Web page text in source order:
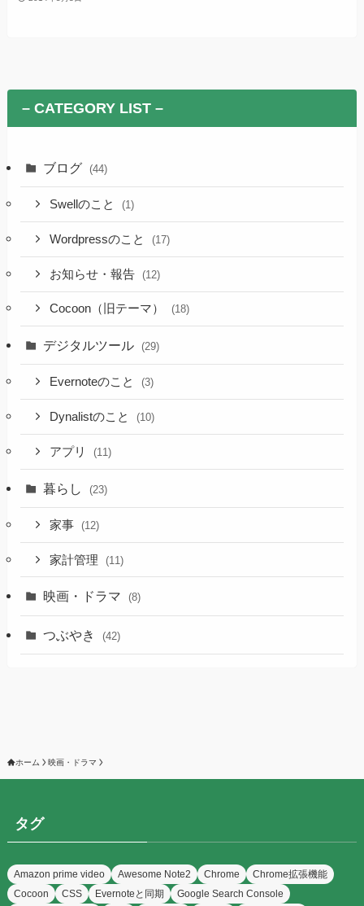
– CATEGORY LIST –
ブログ (44)
Swellのこと (1)
Wordpressのこと (17)
お知らせ・報告 (12)
Cocoon（旧テーマ） (18)
デジタルツール (29)
Evernoteのこと (3)
Dynalistのこと (10)
アプリ (11)
暮らし (23)
家事 (12)
家計管理 (11)
映画・ドラマ (8)
つぶやき (42)
ホーム 映画・ドラマ
タグ
Amazon prime video Awesome Note2 Chrome
Chrome拡張機能
Cocoon
CSS Evernoteと同期 Google Search Console